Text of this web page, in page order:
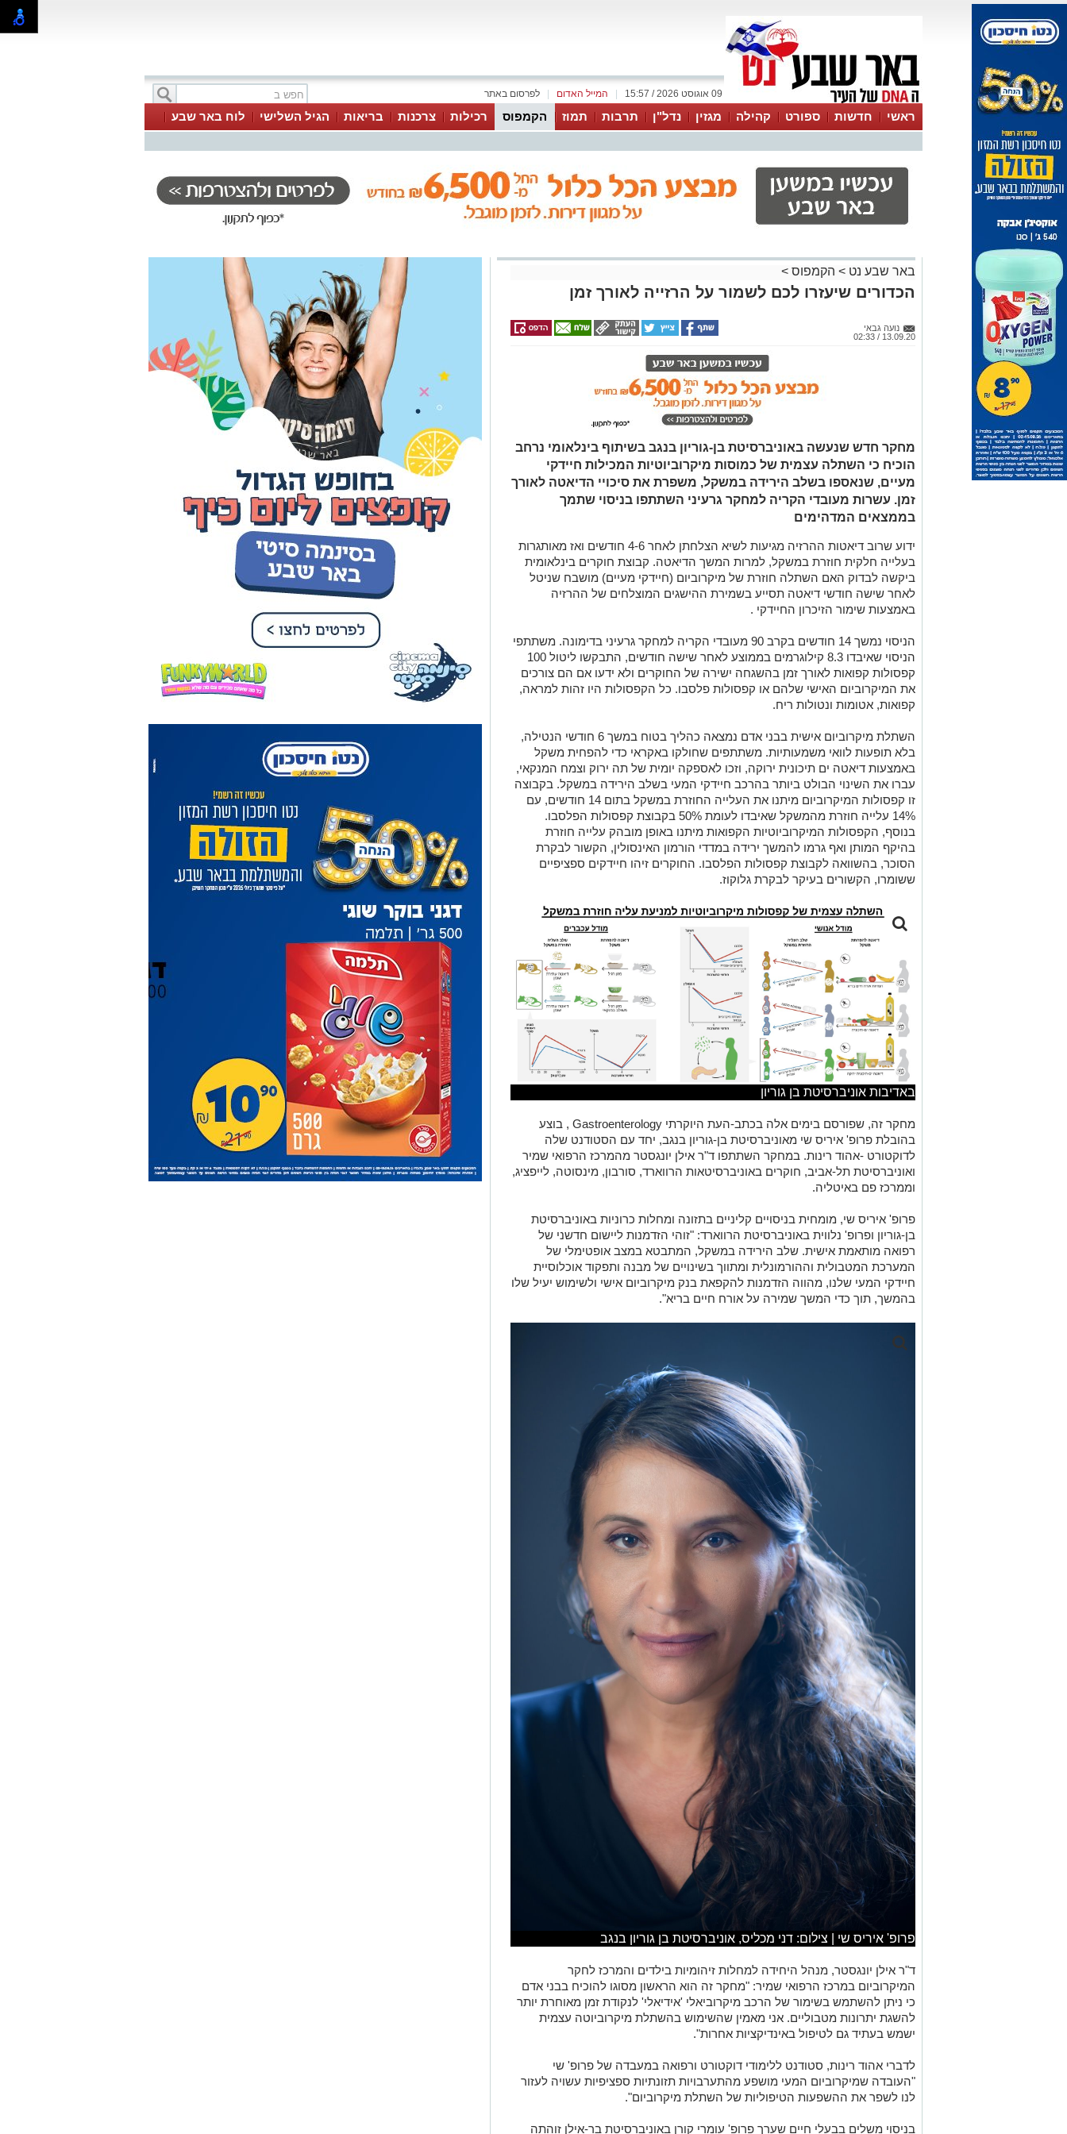
לפרסום באתר המייל האדום 09 אוגוסט 2026 / 15:57
ראשי חדשות ספורט קהילה מגזין נדל"ן תרבות תמוז הקמפוס רכילות צרכנות בריאות הגיל השלישי
לוח באר שבע
באר שבע נט > הקמפוס >
הכדורים שיעזרו לכם לשמור על הרזייה לאורך זמן
נועה גבאי
13.09.20 / 02:33
מחקר חדש שנעשה באוניברסיטת בן-גוריון בנגב בשיתוף בינלאומי נרחב
הוכיח כי השתלה עצמית של כמוסות מיקרוביוטיות המכילות חיידקי
מעיים, שנאספו בשלב הירידה במשקל, משפרת את סיכויי הדיאטה לאורך
זמן. עשרות מעובדי הקריה למחקר גרעיני השתתפו בניסוי שתמך
בממצאים המדהימים
ידוע שרוב דיאטות ההרזיה מגיעות לשיא הצלחתן לאחר 4-6 חודשים ואז מאותגרות
בעלייה חלקית חוזרת במשקל, למרות המשך הדיאטה. קבוצת חוקרים בינלאומית
ביקשה לבדוק האם השתלה חוזרת של מיקרוביום (חיידקי מעיים) מושבח שניטל
לאחר שישה חודשי דיאטה תסייע בשמירת ההישגים המוצלחים של ההרזיה
הניסוי נמשך 14 חודשים בקרב 90 מעובדי הקריה למחקר גרעיני בדימונה. משתתפי
את המיקרוביום האישי שלהם או קפסולות פלסבו. כל הקפסולות היו זהות למראה,
קפואות, אטומות ונטולות ריח.
השתלת מיקרוביום אישית בבני אדם נמצאה כהליך בטוח במשך 6 חודשי הנטילה,
בלא תופעות לוואי משמעותיות. משתתפים שחולקו באקראי כדי להפחית משקל
באמצעות דיאטה ים תיכונית ירוקה, וזכו לאספקה יומית של תה ירוק וצמח המנקאי,
עברו את השינוי הבולט ביותר בהרכב חיידקי המעי בשלב הירידה במשקל. בקבוצה
זו קפסולות המיקרוביום מיתנו את העלייה החוזרת במשקל בתום 14 חודשים, עם
14% עלייה חוזרת מהמשקל שאיבדו לעומת 50% בקבוצת קפסולות הפלסבו.
בנוסף, הקפסולות המיקרוביוטיות הקפואות מיתנו באופן מובהק עלייה חוזרת
בהיקף המותן ואף גרמו להמשך ירידה במדדי הורמון האינסולין, הקשור לבקרת
הסוכר, בהשוואה לקבוצת קפסולות הפלסבו. החוקרים זיהו חיידקים ספציפיים
ששומרו, הקשורים בעיקר לבקרת גלוקוז.
באדיבות אוניברסיטת בן גוריון
מחקר זה, שפורסם בימים אלה בכתב-העת היוקרתי Gastroenterology , בוצע
בהובלת פרופ' איריס שי מאוניברסיטת בן-גוריון בנגב, יחד עם הסטודנט שלה
לדוקטורט -אהוד רינות. במחקר השתתפו ד"ר אילן יונגסטר מהמרכז הרפואי שמיר
ואוניברסיטת תל-אביב, חוקרים באוניברסיטאות הרווארד, סורבון, מינסוטה, לייפציג,
פרופ' איריס שי, מומחית בניסויים קליניים בתזונה ומחלות כרוניות באוניברסיטת
בן-גוריון ופרופ' נלווית באוניברסיטת הרווארד: "זוהי הזדמנות ליישום חדשני של
רפואה מותאמת אישית. שלב הירידה במשקל, המתבטא במצב אופטימלי של
חיידקי המעי שלנו, מהווה הזדמנות להקפאת בנק מיקרוביום אישי ולשימוש יעיל שלו
בהמשך, תוך כדי המשך שמירה על אורח חיים בריא".
פרופ' איריס שי | צילום: דני מכליס, אוניברסיטת בן גוריון בנגב
ד"ר אילן יונגסטר, מנהל היחידה למחלות זיהומיות בילדים והמרכז לחקר
המיקרוביום במרכז הרפואי שמיר: "מחקר זה הוא הראשון מסוגו להוכיח בבני אדם
כי ניתן להשתמש בשימור של הרכב מיקרוביאלי 'אידיאלי' לנקודת זמן מאוחרת יותר
להשגת יתרונות מטבוליים. אני מאמין שהשימוש בהשתלת מיקרוביוטה עצמית
ישמש בעתיד גם לטיפול באינדיקציות אחרות".
לדברי אהוד רינות, סטודנט ללימודי דוקטורט ורפואה במעבדה של פרופ' שי
"העובדה שמיקרוביום המעי מושפע מהתערבויות תזונתיות ספציפיות עשויה לעזור
לנו לשפר את ההשפעות הטיפוליות של השתלת מיקרוביום".
בניסוי משלים בבעלי חיים שערך פרופ' עומרי קורן באוניברסיטת בר-אילן זוהתה
השפעה ספציפית של צמח המים מנקאי על השבחת המיקרוביום בתהליך ההרזיה,
השפעה שלוותה בשיפור יעילות תהליך ההשתלה החוזרת ובשמירה על הירידה